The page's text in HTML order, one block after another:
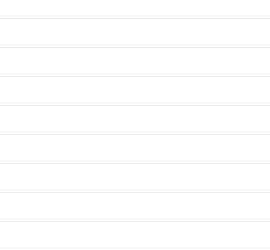
резка с подсветкой
полосы
для цепи.
1.0.1
1.0.1